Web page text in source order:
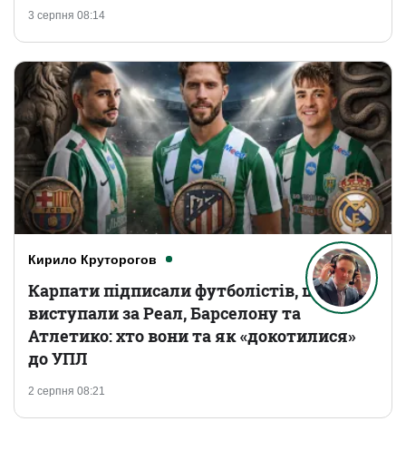
3 серпня 08:14
Кирило Круторогов
2 серпня 08:21
Карпати підписали футболістів, що
виступали за Реал, Барселону та
Атлетико: хто вони та як «докотилися»
до УПЛ